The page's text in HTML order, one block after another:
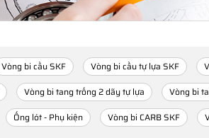
Vòng bi cầu SKF Vòng bi cầu tự lựa SKF
Vòng bi tang trống 2 dãy tự lựa Vòng bi
Ống lót - Phụ kiện Vòng bi CARB SKF